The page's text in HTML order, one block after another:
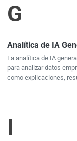
G
Analítica de IA
La analítica de IA
para analizar datos
como explicaciones,
I